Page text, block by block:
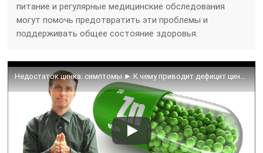
питание и регулярные медицинские обследования
могут помочь предотвратить эти проблемы и
поддерживать общее состояние здоровья.
Недостаток цинка: симптомы ► К чему приводит дефицит цинка в организме человека?